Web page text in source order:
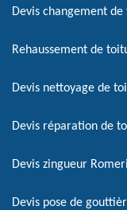
Devis changement
Rehaussement de
Devis nettoyage de
Devis réparation de
Devis zingueur
Devis pose de